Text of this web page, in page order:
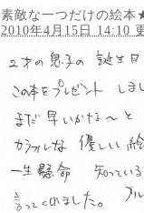
素敵な一つだけの絵
2010年4月15日 14:10